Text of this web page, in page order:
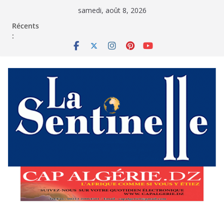
samedi, août 8, 2026
Récents
: